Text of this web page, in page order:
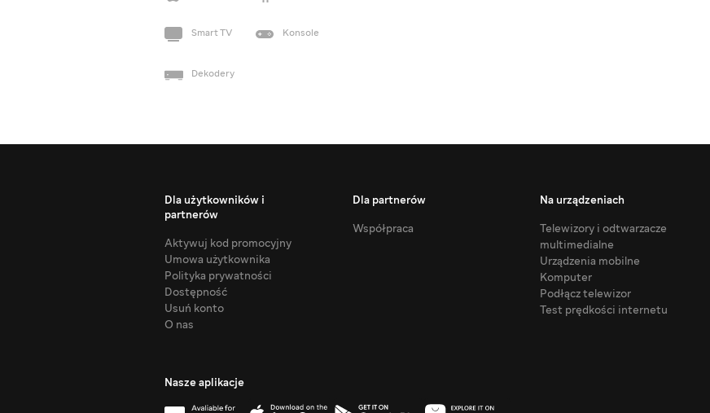
Smart TV Konsole
Dekodery
Dla użytkowników i
partnerów
Aktywuj kod promocyjny
Umowa użytkownika
Polityka prywatności
Dostępność
Usuń konto
O nas
Dla partnerów
Współpraca
Na urządzeniach
Telewizory i odtwarzacze
multimedialne
Urządzenia mobilne
Komputer
Podłącz telewizor
Test prędkości internetu
Nasze aplikacje